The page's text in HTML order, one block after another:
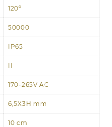
120º
50000
IP65
II
170-265V AC
6,5X3H mm
10 cm